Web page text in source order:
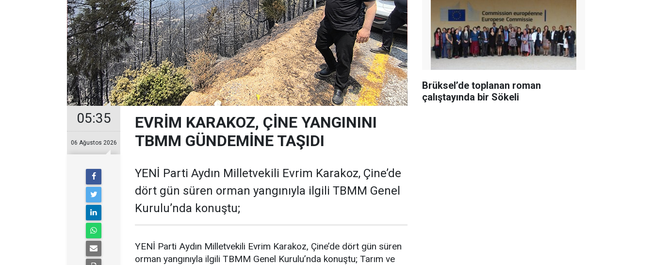
05:35
06 Ağustos 2026
EVRİM KARAKOZ, ÇİNE YANGININI
TBMM GÜNDEMİNE TAŞIDI
YENİ Parti Aydın Milletvekili Evrim Karakoz, Çine’de
dört gün süren orman yangınıyla ilgili TBMM Genel
Kurulu’nda konuştu;
YENİ Parti Aydın Milletvekili Evrim Karakoz, Çine’de dört gün süren
orman yangınıyla ilgili TBMM Genel Kurulu’nda konuştu; Tarım ve
Brüksel’de toplanan roman
çalıştayında bir Sökeli